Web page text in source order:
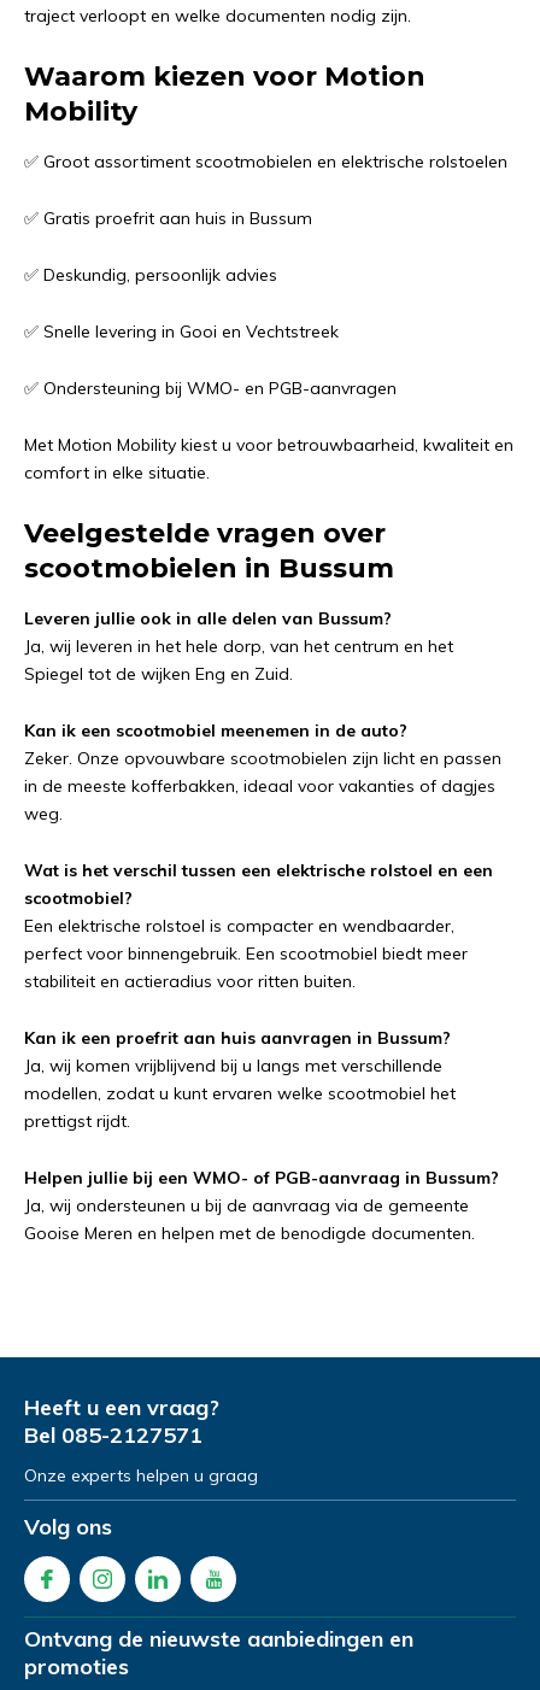
traject verloopt en welke documenten nodig zijn.
Waarom kiezen voor Motion
Mobility
✅ Groot assortiment scootmobielen en elektrische rolstoelen
✅ Gratis proefrit aan huis in Bussum
✅ Deskundig, persoonlijk advies
✅ Snelle levering in Gooi en Vechtstreek
✅ Ondersteuning bij WMO- en PGB-aanvragen
Met Motion Mobility kiest u voor betrouwbaarheid, kwaliteit en
comfort in elke situatie.
Veelgestelde vragen over
scootmobielen in Bussum
Leveren jullie ook in alle delen van Bussum?
Ja, wij leveren in het hele dorp, van het centrum en het
Spiegel tot de wijken Eng en Zuid.
Kan ik een scootmobiel meenemen in de auto?
Zeker. Onze opvouwbare scootmobielen zijn licht en passen
in de meeste kofferbakken, ideaal voor vakanties of dagjes
weg.
Wat is het verschil tussen een elektrische rolstoel en een
scootmobiel?
Een elektrische rolstoel is compacter en wendbaarder,
perfect voor binnengebruik. Een scootmobiel biedt meer
stabiliteit en actieradius voor ritten buiten.
Kan ik een proefrit aan huis aanvragen in Bussum?
Ja, wij komen vrijblijvend bij u langs met verschillende
modellen, zodat u kunt ervaren welke scootmobiel het
prettigst rijdt.
Helpen jullie bij een WMO- of PGB-aanvraag in Bussum?
Ja, wij ondersteunen u bij de aanvraag via de gemeente
Gooise Meren en helpen met de benodigde documenten.
Heeft u een vraag?
Bel 085-2127571
Onze experts helpen u graag
Volg ons
Ontvang de nieuwste aanbiedingen en
promoties